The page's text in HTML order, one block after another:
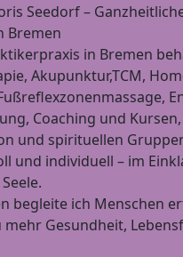
Seedorf –
Bremen
in Bremen
Akupunktur,TCM,
Coaching und
und spirituellen
und individuell – im
begleite ich Menschen
Gesundheit,